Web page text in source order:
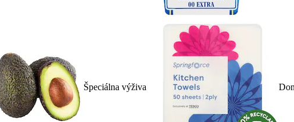
Špeciálna výživa